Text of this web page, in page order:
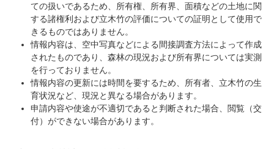
ての扱いであるため、所有権、所有界、面積などの土地に関
する諸権利および立木竹の評価についての証明として使用で
きるものではありません。
情報内容は、空中写真などによる間接調査方法によって作成
されたものであり、森林の現況および所有界については実測
を行っておりません。
情報内容の更新には時間を要するため、所有者、立木竹の生
育状況など、現況と異なる場合があります。
申請内容や使途が不適切であると判断された場合、閲覧（交
付）ができない場合があります。